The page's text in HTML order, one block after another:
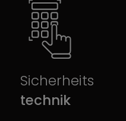
Sicherheits
technik